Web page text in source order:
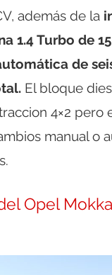
además de la
1.4 Turbo de
de
El bloque
4×2 pero
manual o
Opel Mokka